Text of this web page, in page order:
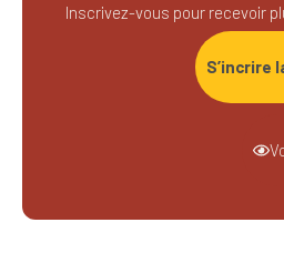
Inscrivez-vous pour recevoir
S’incrire